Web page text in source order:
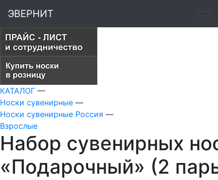
ЭВЕРНИТ
КАТАЛОГ —
Носки сувенирные —
Носки сувенирные Россия —
Взрослые
Набор сувенирных
«Подарочный» (2